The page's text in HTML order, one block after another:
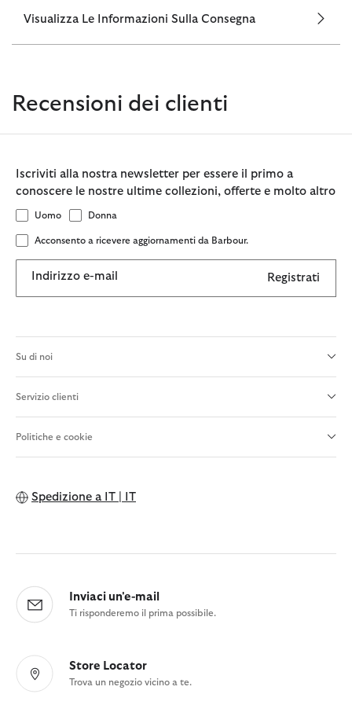
Visualizza Le Informazioni Sulla Consegna
Recensioni dei clienti
Iscriviti alla nostra newsletter per essere il primo a
conoscere le nostre ultime collezioni, offerte e molto altro
Uomo Donna
Acconsento a ricevere aggiornamenti da Barbour.
Indirizzo e-mail Registrati
Su di noi
Servizio clienti
Politiche e cookie
Spedizione a IT | IT
Inviaci un'e-mail
Ti risponderemo il prima possibile.
Store Locator
Trova un negozio vicino a te.